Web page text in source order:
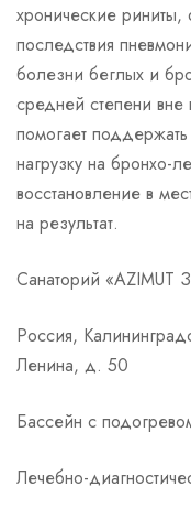
хронические риниты,
последствия
болезни беглых и
средней степени вне
помогает
нагрузку на бронхо-
восстановление в
на результат.
Санаторий «AZIMUT
Россия,
Ленина, д. 50
Бассейн с
Лечебно-